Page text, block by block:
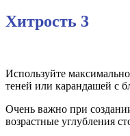
Хитрость 3
Используйте
теней или карандашей с
Очень важно при
возрастные углубления